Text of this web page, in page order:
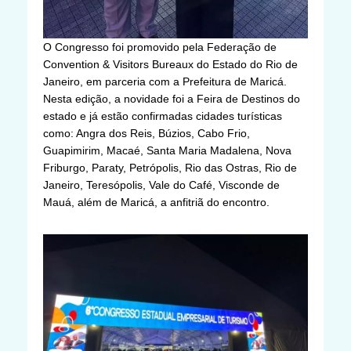
O Congresso foi promovido pela Federação de
Convention & Visitors Bureaux do Estado do Rio de
Janeiro, em parceria com a Prefeitura de Maricá.
Nesta edição, a novidade foi a Feira de Destinos do
estado e já estão confirmadas cidades turísticas
como: Angra dos Reis, Búzios, Cabo Frio,
Guapimirim, Macaé, Santa Maria Madalena, Nova
Friburgo, Paraty, Petrópolis, Rio das Ostras, Rio de
Janeiro, Teresópolis, Vale do Café, Visconde de
Mauá, além de Maricá, a anfitriã do encontro.